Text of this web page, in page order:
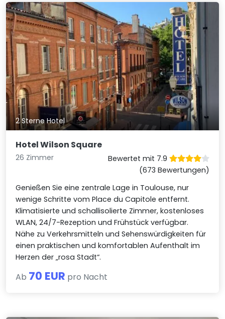
2 Sterne Hotel
Hotel Wilson Square
26 Zimmer
Bewertet mit 7.9
(673 Bewertungen)
Genießen Sie eine zentrale Lage in Toulouse, nur
wenige Schritte vom Place du Capitole entfernt.
Klimatisierte und schallisolierte Zimmer, kostenloses
WLAN, 24/7-Rezeption und Frühstück verfügbar.
Nähe zu Verkehrsmitteln und Sehenswürdigkeiten für
einen praktischen und komfortablen Aufenthalt im
Herzen der „rosa Stadt“.
Ab 70 EUR pro Nacht